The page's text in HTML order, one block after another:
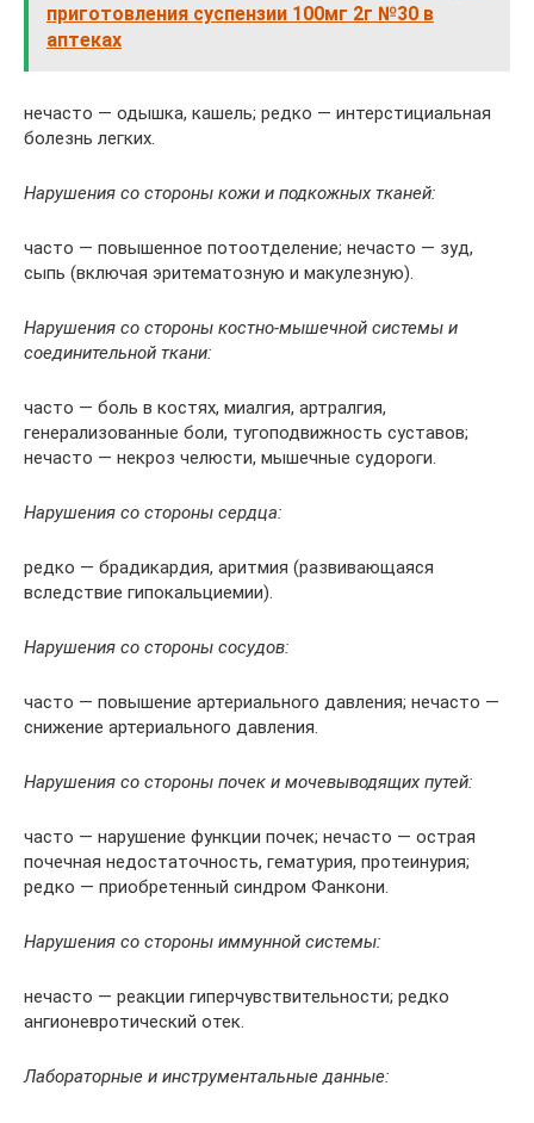
приготовления суспензии 100мг 2г №30 в
аптеках
нечасто — одышка, кашель; редко — интерстициальная
болезнь легких.
Нарушения со стороны кожи и подкожных тканей:
часто — повышенное потоотделение; нечасто — зуд,
сыпь (включая эритематозную и макулезную).
Нарушения со стороны костно-мышечной системы и
соединительной ткани:
часто — боль в костях, миалгия, артралгия,
генерализованные боли, тугоподвижность суставов;
нечасто — некроз челюсти, мышечные судороги.
Нарушения со стороны сердца:
редко — брадикардия, аритмия (развивающаяся
вследствие гипокальциемии).
Нарушения со стороны сосудов:
часто — повышение артериального давления; нечасто —
снижение артериального давления.
Нарушения со стороны почек и мочевыводящих путей:
часто — нарушение функции почек; нечасто — острая
почечная недостаточность, гематурия, протеинурия;
редко — приобретенный синдром Фанкони.
Нарушения со стороны иммунной системы:
нечасто — реакции гиперчувствительности; редко
ангионевротический отек.
Лабораторные и инструментальные данные: